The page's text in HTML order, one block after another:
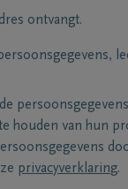
ontvangt.
houden van hun
privacyverklaring.